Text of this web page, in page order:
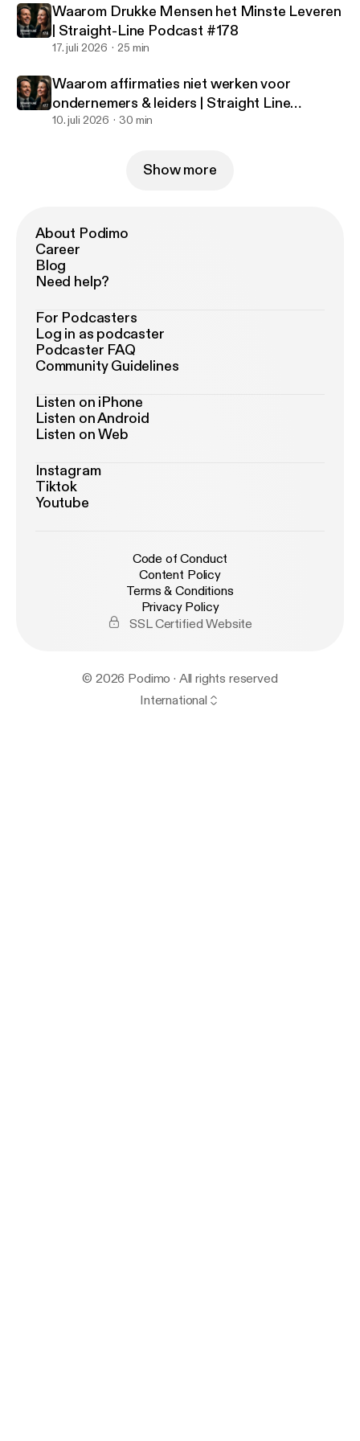
Waarom Drukke Mensen het Minste Leveren
| Straight-Line Podcast #178
17. juli 2026 25 min
Waarom affirmaties niet werken voor
ondernemers & leiders | Straight Line
Podcast #177
10. juli 2026 30 min
Show more
About Podimo
Career
Blog
Need help?
For Podcasters
Log in as podcaster
Podcaster FAQ
Community Guidelines
Listen on iPhone
Listen on Android
Listen on Web
Instagram
Tiktok
Youtube
Code of Conduct
Content Policy
Terms & Conditions
Privacy Policy
SSL Certified Website
© 2026 Podimo · All rights reserved
International